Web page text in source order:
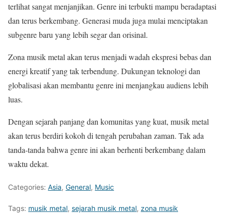
terlihat sangat menjanjikan. Genre ini terbukti mampu beradaptasi
dan terus berkembang. Generasi muda juga mulai menciptakan
subgenre baru yang lebih segar dan orisinal.
Zona musik metal akan terus menjadi wadah ekspresi bebas dan
energi kreatif yang tak terbendung. Dukungan teknologi dan
globalisasi akan membantu genre ini menjangkau audiens lebih
luas.
Dengan sejarah panjang dan komunitas yang kuat, musik metal
akan terus berdiri kokoh di tengah perubahan zaman. Tak ada
tanda-tanda bahwa genre ini akan berhenti berkembang dalam
waktu dekat.
Categories: Asia, General, Music
Tags: musik metal, sejarah musik metal, zona musik